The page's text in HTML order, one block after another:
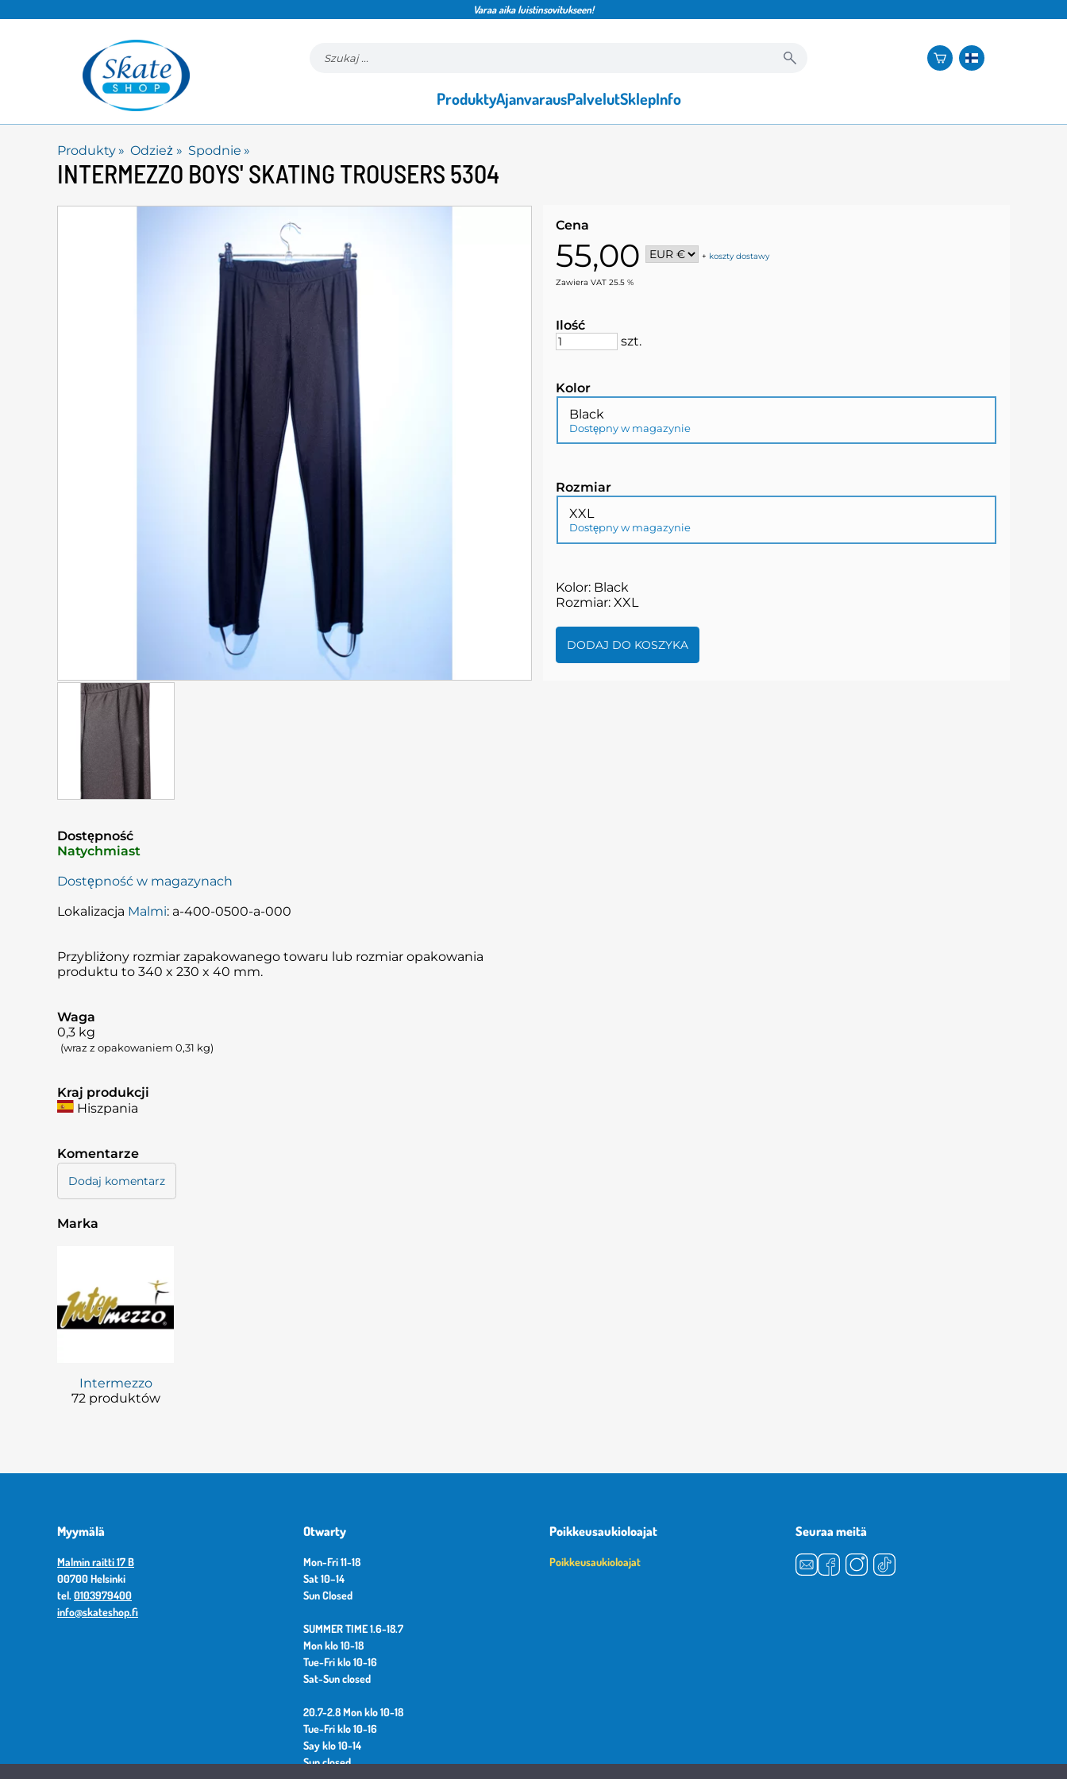
Varaa aika luistinsovitukseen!
ProduktyAjanvarausPalvelutSklepInfo
Produkty‪» Odzież ‪» Spodnie ‪»
INTERMEZZO BOYS' SKATING TROUSERS 5304
Cena
55,00 + koszty dostawy
Zawiera VAT 25.5 %
Ilość
szt.
Kolor
Black
Dostępny w magazynie
Rozmiar
XXL
Dostępny w magazynie
Kolor: Black
Rozmiar: XXL
Dostępność
Natychmiast
Dostępność w magazynach
Lokalizacja Malmi: a-400-0500-a-000
Przybliżony rozmiar zapakowanego towaru lub rozmiar opakowania
produktu to 340 x 230 x 40 mm.
Waga
0,3 kg
(wraz z opakowaniem 0,31 kg)
Kraj produkcji
Hiszpania
Komentarze
Dodaj komentarz
Marka
Intermezzo
72 produktów
Myymälä
Malmin raitti 17 B
00700 Helsinki
tel. 0103979400
info@skateshop.fi
Otwarty
Mon-Fri 11-18
Sat 10–14
Sun Closed
SUMMER TIME 1.6-18.7
Mon klo 10-18
Tue-Fri klo 10-16
Sat-Sun closed
20.7-2.8 Mon klo 10-18
Tue-Fri klo 10-16
Say klo 10-14
Sun closed
Poikkeusaukioloajat
Poikkeusaukioloajat
Seuraa meitä